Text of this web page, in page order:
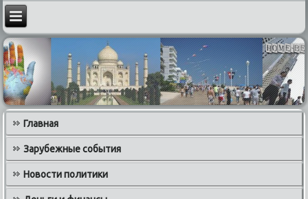
Главная
Зарубежные события
Новости политики